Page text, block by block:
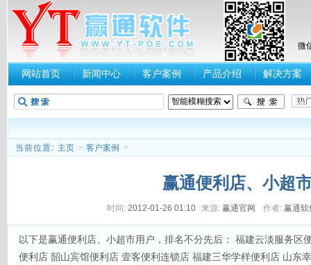
微
网站首页 新闻中心 客户案例 产品介绍 解决方案
当前位置: 主页 > 客户案例 >
赢通便利店、小超
时间: 2012-01-26 01:10 来源: 赢通官网 作者: 赢通
以下是赢通便利店、小超市用户，排名不分先后： 福建云淡服务区
便利店 韶山宾馆便利店 壹客便利连锁店 福建三华学样便利店 山东